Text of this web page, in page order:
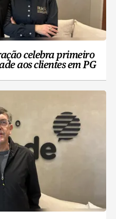
celebra primeiro
aos clientes em PG